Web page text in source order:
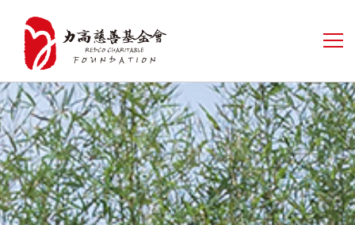
首页
关于我们
公益新闻
公益项目
信息公开
联系我们